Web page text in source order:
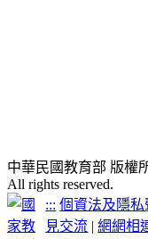
中華民國教育部 版權
All rights reserved.
::: 個資法及隱私
見交流 |網網相